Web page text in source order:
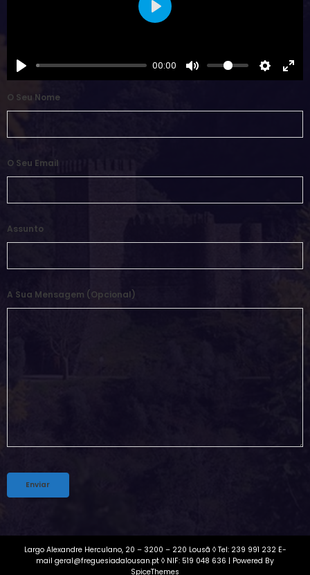
00:00
Play
O Seu Nome
O Seu Email
Assunto
A Sua Mensagem (opcional)
Largo Alexandre Herculano, 20 – 3200 – 220 Lousã ◊ Tel: 239 991 232 E-
mail geral@freguesiadalousan.pt ◊ NIF: 519 048 636 | Powered By
SpiceThemes